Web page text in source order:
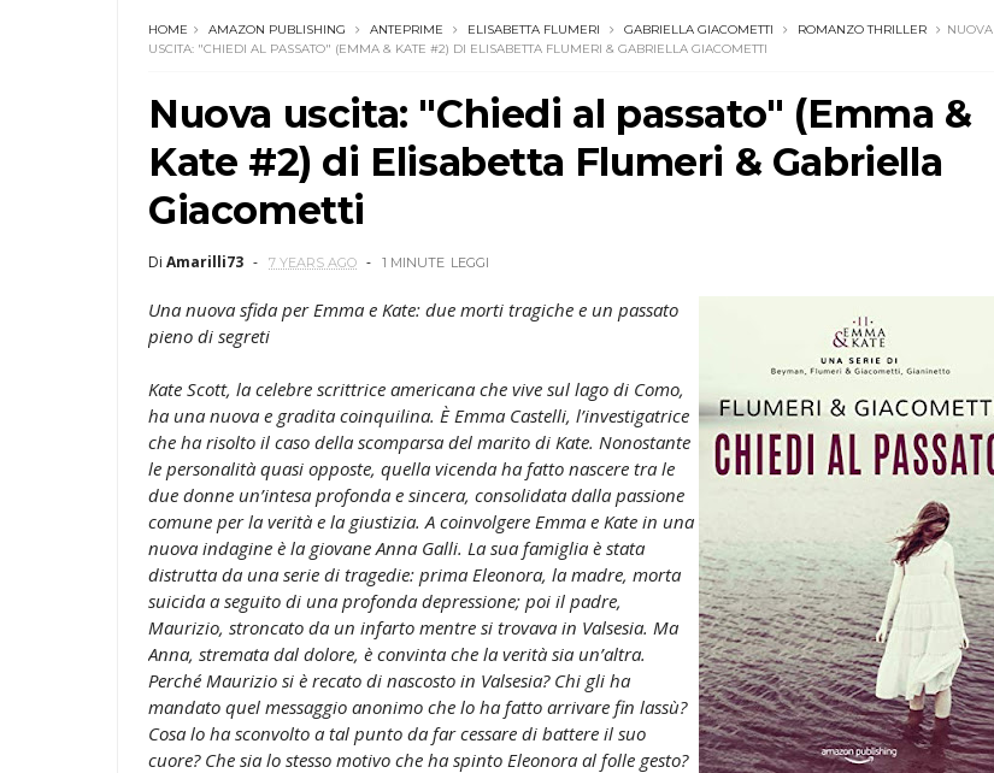
HOME AMAZON PUBLISHING ANTEPRIME ELISABETTA FLUMERI GABRIELLA GIACOMETTI ROMANZO THRILLER
NUOVA
USCITA: "CHIEDI AL PASSATO" (EMMA & KATE #2) DI ELISABETTA FLUMERI & GABRIELLA GIACOMETTI
Nuova uscita: "Chiedi al passato" (Emma &
Kate #2) di Elisabetta Flumeri & Gabriella
Giacometti
Di Amarilli73 7 YEARS AGO 1 MINUTE LEGGI
Una nuova sfida per Emma e Kate: due morti tragiche e un passato
pieno di segreti
Kate Scott, la celebre scrittrice americana che vive sul lago di Como,
ha una nuova e gradita coinquilina. È Emma Castelli, l’investigatrice
che ha risolto il caso della scomparsa del marito di Kate. Nonostante
le personalità quasi opposte, quella vicenda ha fatto nascere tra le
due donne un’intesa profonda e sincera, consolidata dalla passione
comune per la verità e la giustizia. A coinvolgere Emma e Kate in una
nuova indagine è la giovane Anna Galli. La sua famiglia è stata
distrutta da una serie di tragedie: prima Eleonora, la madre, morta
suicida a seguito di una profonda depressione; poi il padre,
Maurizio, stroncato da un infarto mentre si trovava in Valsesia. Ma
Anna, stremata dal dolore, è convinta che la verità sia un’altra.
Perché Maurizio si è recato di nascosto in Valsesia? Chi gli ha
mandato quel messaggio anonimo che lo ha fatto arrivare fin lassù?
Cosa lo ha sconvolto a tal punto da far cessare di battere il suo
cuore? Che sia lo stesso motivo che ha spinto Eleonora al folle gesto?